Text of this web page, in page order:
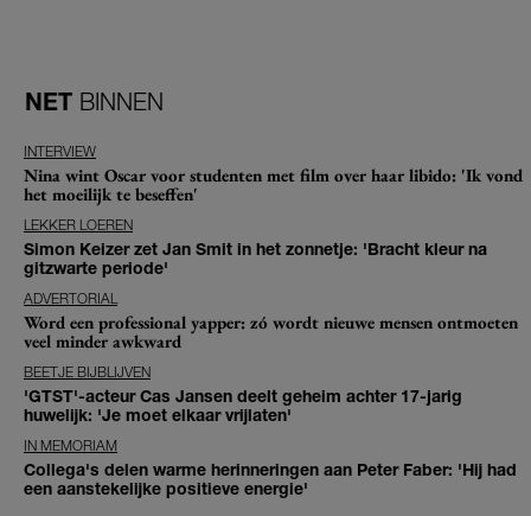
NET BINNEN
INTERVIEW
Nina wint Oscar voor studenten met film over haar libido: 'Ik vond
het moeilijk te beseffen'
LEKKER LOEREN
Simon Keizer zet Jan Smit in het zonnetje: 'Bracht kleur na
gitzwarte periode'
ADVERTORIAL
Word een professional yapper: zó wordt nieuwe mensen ontmoeten
veel minder awkward
BEETJE BIJBLIJVEN
'GTST'-acteur Cas Jansen deelt geheim achter 17-jarig
huwelijk: 'Je moet elkaar vrijlaten'
IN MEMORIAM
Collega's delen warme herinneringen aan Peter Faber: 'Hij had
een aanstekelijke positieve energie'